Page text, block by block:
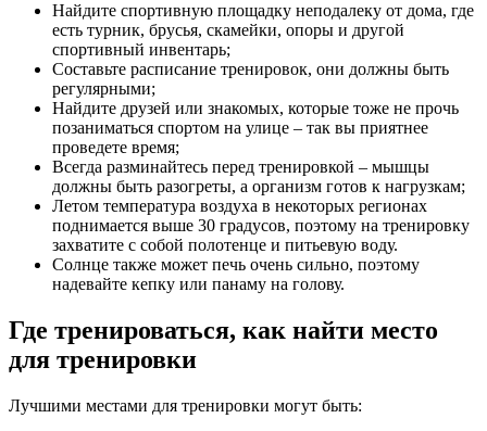
Найдите спортивную площадку неподалеку от дома, где
есть турник, брусья, скамейки, опоры и другой
спортивный инвентарь;
Составьте расписание тренировок, они должны быть
регулярными;
Найдите друзей или знакомых, которые тоже не прочь
позаниматься спортом на улице – так вы приятнее
проведете время;
Всегда разминайтесь перед тренировкой – мышцы
должны быть разогреты, а организм готов к нагрузкам;
Летом температура воздуха в некоторых регионах
поднимается выше 30 градусов, поэтому на тренировку
захватите с собой полотенце и питьевую воду.
Солнце также может печь очень сильно, поэтому
надевайте кепку или панаму на голову.
Где тренироваться, как найти место
для тренировки
Лучшими местами для тренировки могут быть: